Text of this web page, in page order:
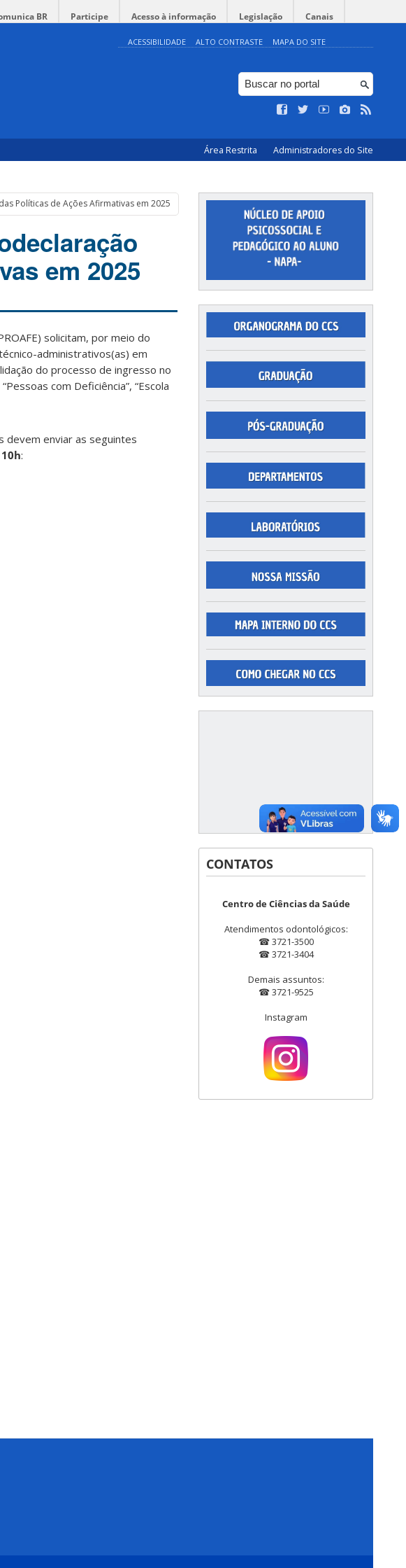
BR Participe Acesso à informação Legislação Canais
ACESSIBILIDADE ALTO CONTRASTE MAPA DO SITE
Área Restrita Administradores do Site
Políticas de Ações Afirmativas em 2025
em 2025
solicitam, por meio do
administrativos(as) em
do processo de ingresso no
com Deficiência”, “Escola
devem enviar as seguintes
:
CONTATOS
Centro de Ciências da Saúde
Atendimentos odontológicos:
☎ 3721-3500
☎ 3721-3404
Demais assuntos:
☎ 3721-9525
Instagram